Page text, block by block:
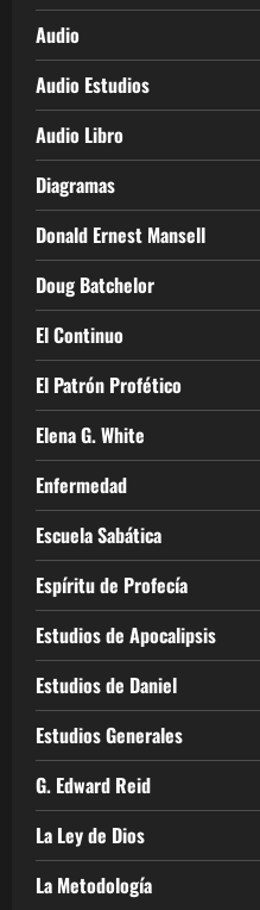
Audio
Audio Estudios
Audio Libro
Diagramas
Donald Ernest Mansell
Doug Batchelor
El Continuo
El Patrón Profético
Elena G. White
Enfermedad
Escuela Sabática
Espíritu de Profecía
Estudios de Apocalipsis
Estudios de Daniel
Estudios Generales
G. Edward Reid
La Ley de Dios
La Metodología